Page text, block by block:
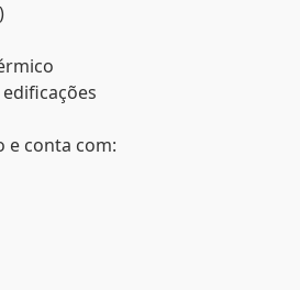
e conta com: